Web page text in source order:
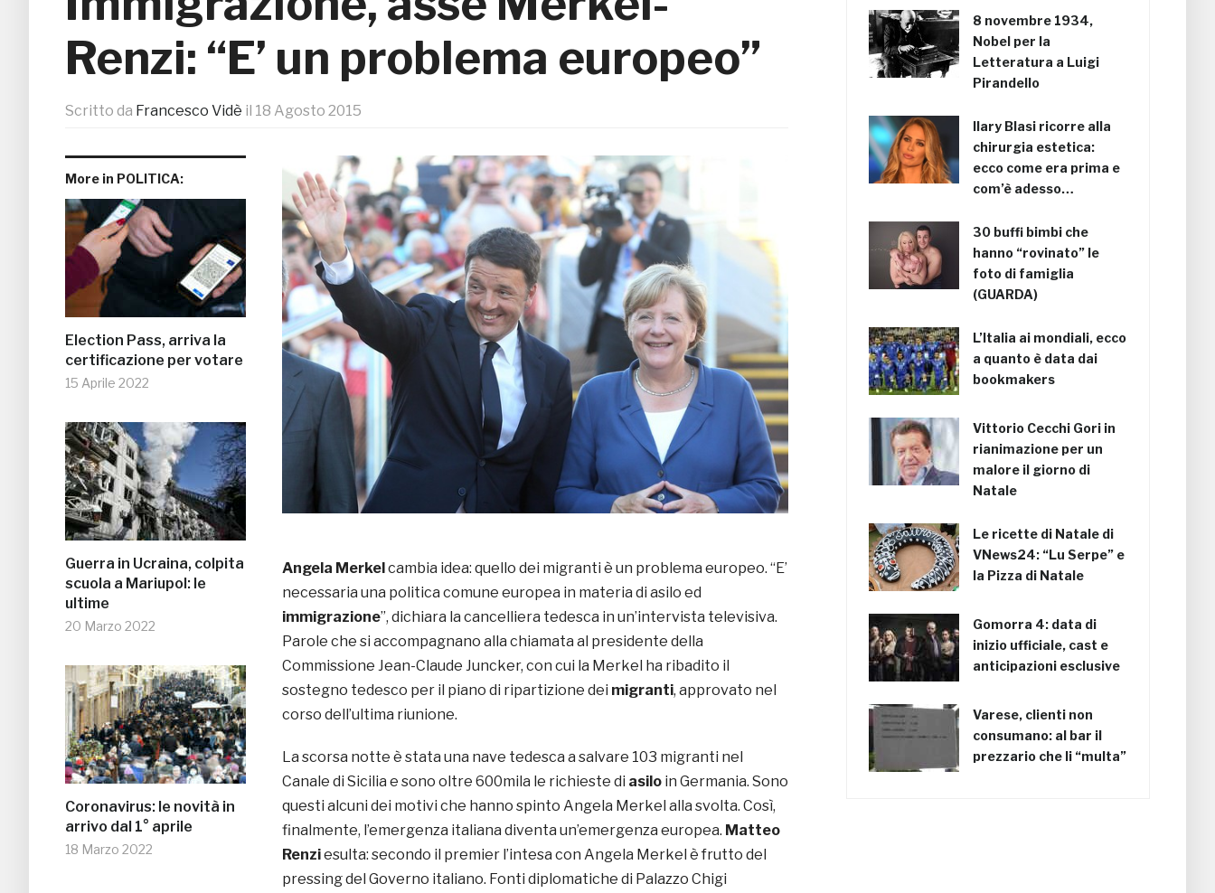
Renzi: “E’ un problema europeo”
Scritto da Francesco Vidè il 18 Agosto 2015
More in POLITICA:
Election Pass, arriva la
certificazione per votare
15 Aprile 2022
Guerra in Ucraina, colpita
scuola a Mariupol: le
ultime
20 Marzo 2022
Coronavirus: le novità in
arrivo dal 1° aprile
18 Marzo 2022
Angela Merkelcambia idea: quello dei migranti è un problema europeo. “E’
necessaria una politica comune europea in materia di asilo ed
immigrazione”, dichiara la cancelliera tedesca in un’intervista televisiva.
Parole che si accompagnano alla chiamata al presidente della
Commissione Jean-Claude Juncker, con cui la Merkel ha ribadito il
sostegno tedesco per il piano di ripartizione dei migranti, approvato nel
corso dell’ultima riunione.
La scorsa notte è stata una nave tedesca a salvare 103 migranti nel
Canale di Sicilia e sono oltre 600mila le richieste di asilo in Germania. Sono
questi alcuni dei motivi che hanno spinto Angela Merkel alla svolta. Così,
finalmente, l’emergenza italiana diventa un’emergenza europea. Matteo
Renziesulta: secondo il premier l’intesa con Angela Merkel è frutto del
pressing del Governo italiano. Fonti diplomatiche di Palazzo Chigi
8 novembre 1934,
Nobel per la
Letteratura a Luigi
Pirandello
Ilary Blasi ricorre alla
chirurgia estetica:
ecco come era prima e
com’è adesso…
30 buffi bimbi che
hanno “rovinato” le
foto di famiglia
(GUARDA)
L’Italia ai mondiali, ecco
a quanto è data dai
bookmakers
Vittorio Cecchi Gori in
rianimazione per un
malore il giorno di
Natale
Le ricette di Natale di
VNews24: “Lu Serpe” e
la Pizza di Natale
Gomorra 4: data di
inizio ufficiale, cast e
anticipazioni esclusive
Varese, clienti non
consumano: al bar il
prezzario che li “multa”